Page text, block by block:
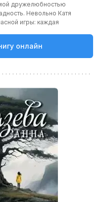
дружелюбностью
Невольно Катя
игры: каждая
онлайн